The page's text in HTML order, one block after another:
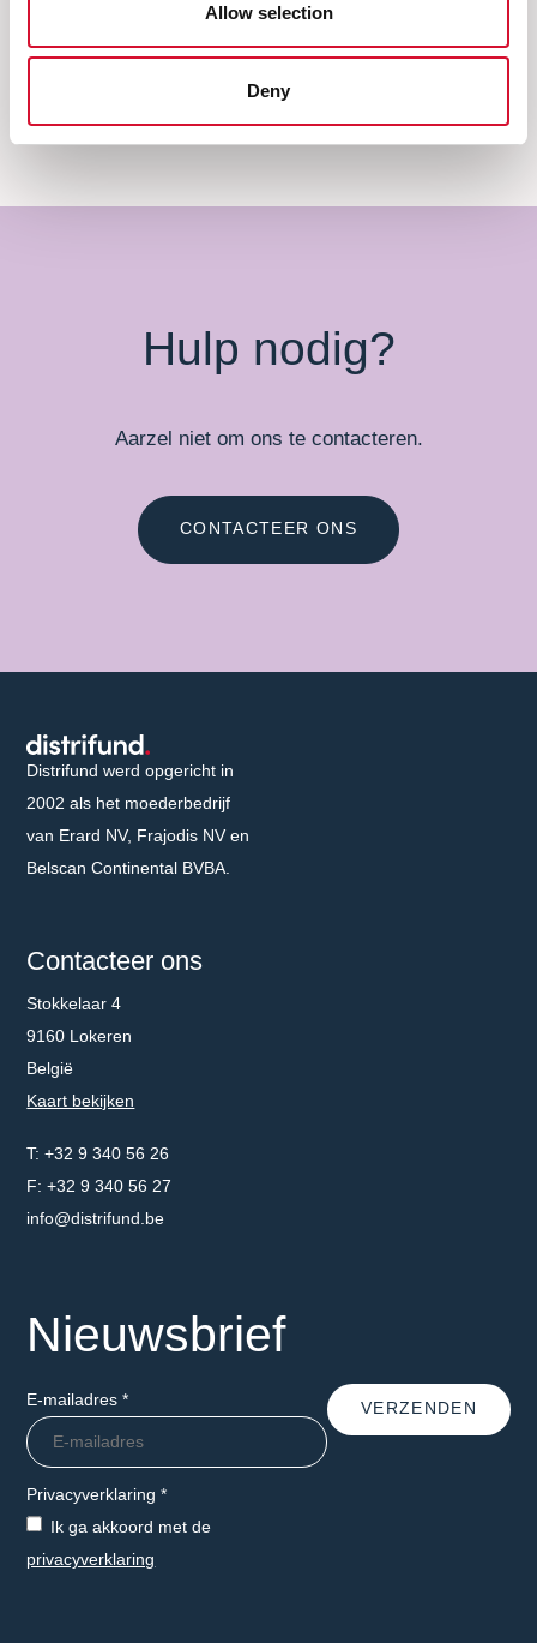
Allow selection
Deny
Hulp nodig?
Aarzel niet om ons te contacteren.
CONTACTEER ONS
Distrifund homepage
Distrifund werd opgericht in
2002 als het moederbedrijf
van Erard NV, Frajodis NV en
Belscan Continental BVBA.
Contacteer ons
Stokkelaar 4
9160 Lokeren
België
Kaart bekijken
Telefoonnummer
+32 9 340 56 26
Faxnummer
+32 9 340 56 27
E-mailadres
info@distrifund.be
Nieuwsbrief
E-mailadres*
Privacyverklaring*
Ik ga akkoord met de
privacyverklaring
VERZENDEN